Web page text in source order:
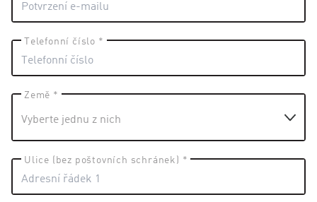
Telefonní číslo *
Země *
Ulice (bez poštovních schránek) *